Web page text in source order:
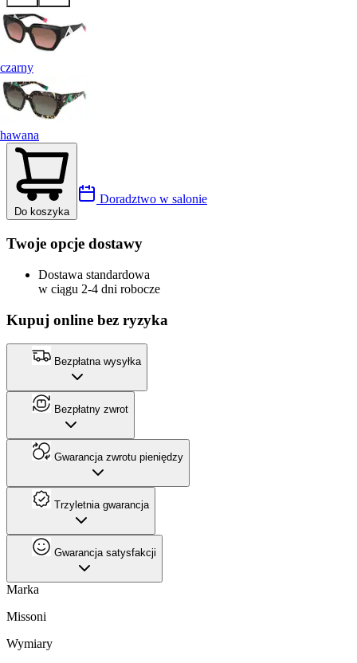
czarny
hawana
Do koszyka
Doradztwo w salonie
Twoje opcje dostawy
Dostawa standardowa
w ciągu 2-4 dni robocze
Kupuj online bez ryzyka
Bezpłatna wysyłka
Bezpłatny zwrot
Gwarancja zwrotu pieniędzy
Trzyletnia gwarancja
Gwarancja satysfakcji
Marka
Missoni
Wymiary